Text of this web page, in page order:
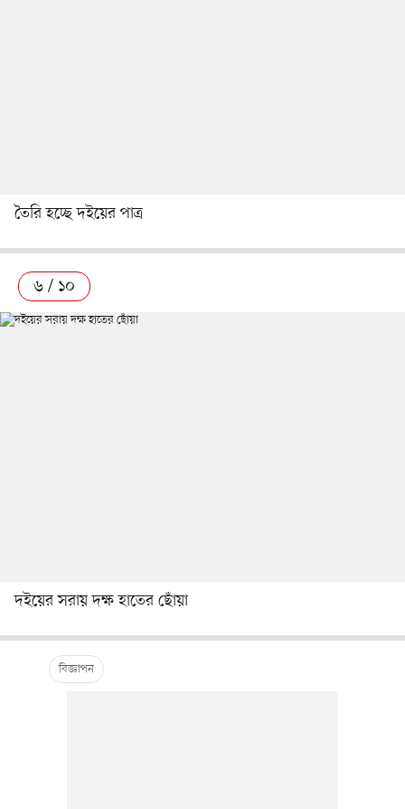
তৈরি হচ্ছে দইয়ের পাত্র
৬ / ১০
দইয়ের সরায় দক্ষ হাতের ছোঁয়া